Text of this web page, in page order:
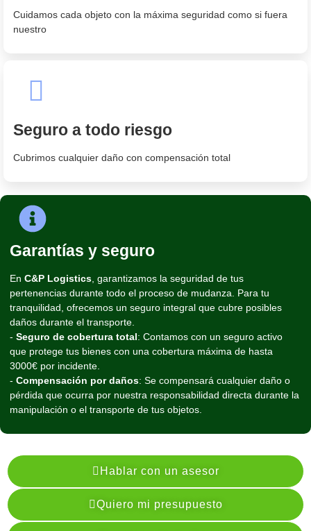
Cuidamos cada objeto con la máxima seguridad como si fuera
nuestro
Seguro a todo riesgo
Cubrimos cualquier daño con compensación total
Garantías y seguro
En C&P Logistics , garantizamos la seguridad de tus
pertenencias durante todo el proceso de mudanza. Para tu
tranquilidad, ofrecemos un seguro integral que cubre posibles
daños durante el transporte.
- Seguro de cobertura total: Contamos con un seguro activo
que protege tus bienes con una cobertura máxima de hasta
3000€ por incidente.
- Compensación por daños: Se compensará cualquier daño o
pérdida que ocurra por nuestra responsabilidad directa durante la
manipulación o el transporte de tus objetos.
Hablar con un asesor
Quiero mi presupuesto